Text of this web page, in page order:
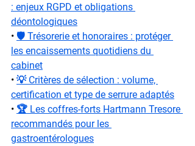
: enjeux RGPD et obligations
déontologiques
• 🛡️ Trésorerie et honoraires : protéger
les encaissements quotidiens du
cabinet
• 💡 Critères de sélection : volume,
certification et type de serrure adaptés
• 🏆 Les coffres-forts Hartmann Tresore
recommandés pour les
gastroentérologues